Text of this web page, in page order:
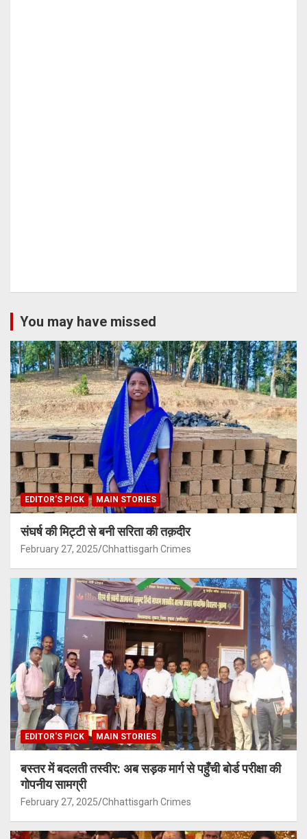
You may have missed
EDITOR'S PICK MAIN STORIES
संघर्ष की मिट्टी से बनी सरिता की तक़दीर
February 27, 2025 Chhattisgarh Crimes
EDITOR'S PICK MAIN STORIES
बस्तर में बदलती तस्वीर: अब सड़क मार्ग से पहुँची बोर्ड परीक्षा की
गोपनीय सामग्री
February 27, 2025 Chhattisgarh Crimes